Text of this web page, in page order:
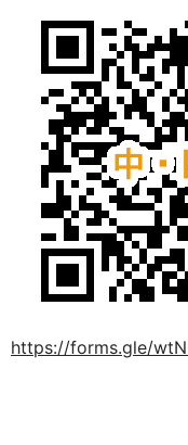
https://forms.gle/